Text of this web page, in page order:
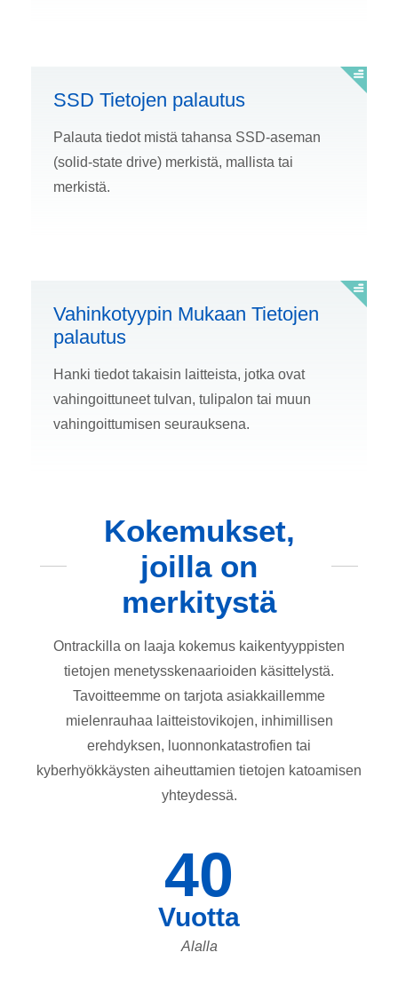
SSD Tietojen palautus
Palauta tiedot mistä tahansa SSD-aseman
(solid-state drive) merkistä, mallista tai
merkistä.
Vahinkotyypin Mukaan Tietojen
palautus
Hanki tiedot takaisin laitteista, jotka ovat
vahingoittuneet tulvan, tulipalon tai muun
vahingoittumisen seurauksena.
Kokemukset,
joilla on
merkitystä
Ontrackilla on laaja kokemus kaikentyyppisten
tietojen menetysskenaarioiden käsittelystä.
Tavoitteemme on tarjota asiakkaillemme
mielenrauhaa laitteistovikojen, inhimillisen
erehdyksen, luonnonkatastrofien tai
kyberhyökkäysten aiheuttamien tietojen katoamisen
yhteydessä.
40
Vuotta
Alalla